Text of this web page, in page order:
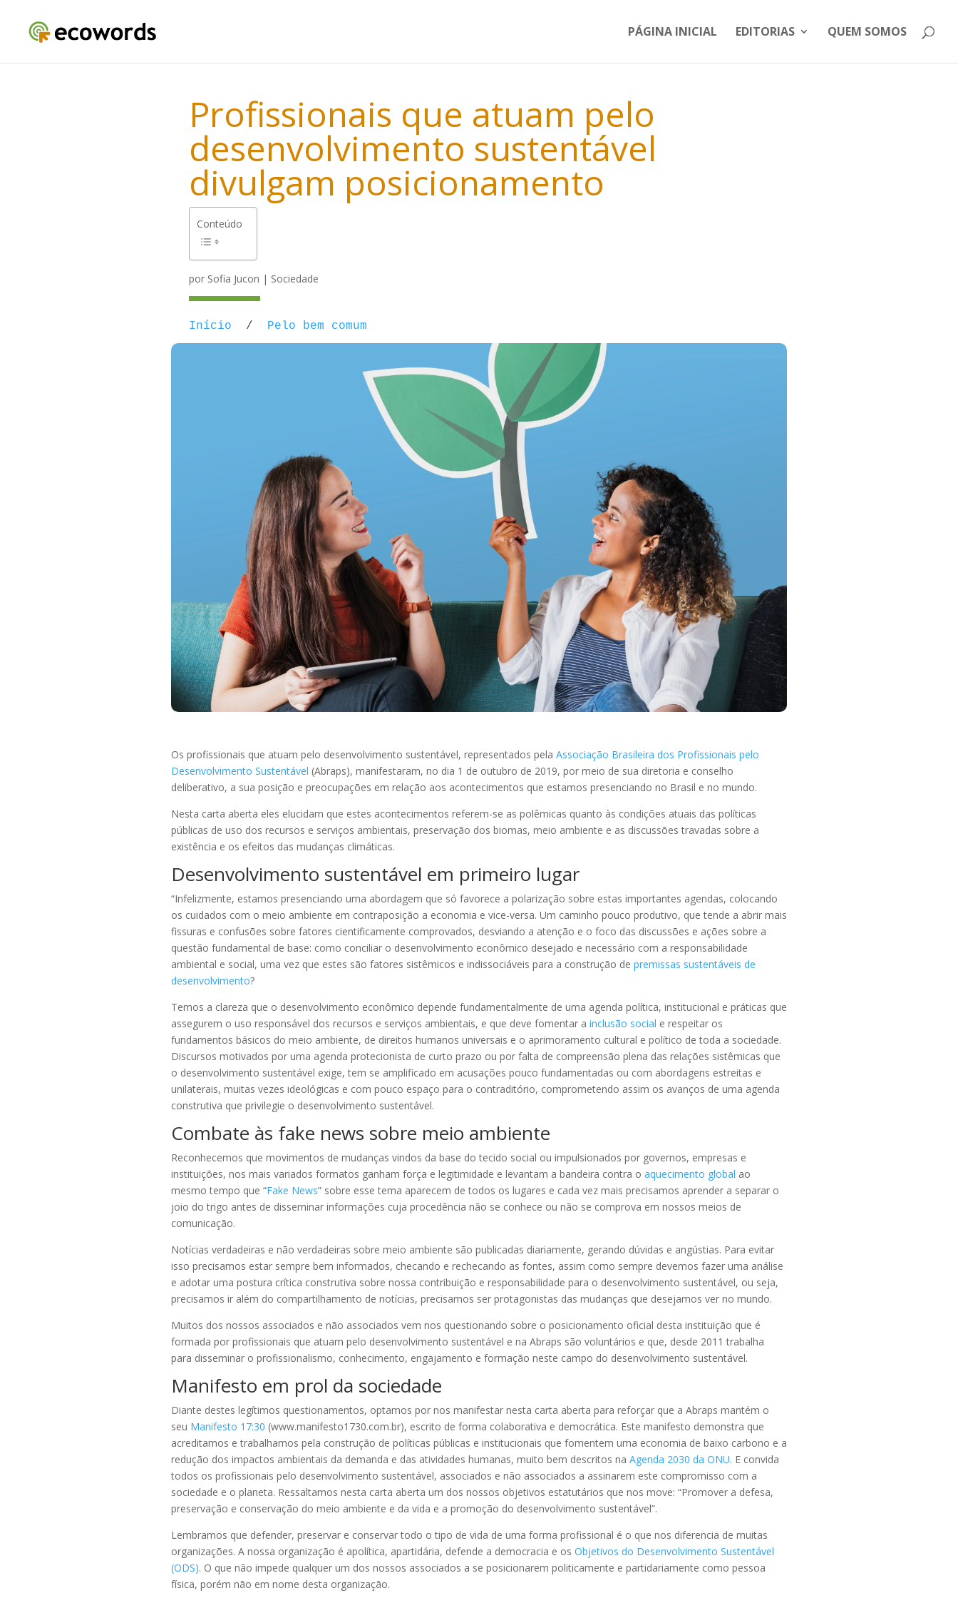
PÁGINA INICIAL EDITORIAS QUEM SOMOS
Profissionais que atuam pelo
desenvolvimento sustentável
divulgam posicionamento
Conteúdo
por Sofia Jucon | Sociedade
Início / Pelo bem comum
Os profissionais que atuam pelo desenvolvimento sustentável, representados pela Associação Brasileira dos Profissionais pelo
Desenvolvimento Sustentável (Abraps), manifestaram, no dia 1 de outubro de 2019, por meio de sua diretoria e conselho
deliberativo, a sua posição e preocupações em relação aos acontecimentos que estamos presenciando no Brasil e no mundo.
Nesta carta aberta eles elucidam que estes acontecimentos referem-se as polêmicas quanto às condições atuais das políticas
públicas de uso dos recursos e serviços ambientais, preservação dos biomas, meio ambiente e as discussões travadas sobre a
existência e os efeitos das mudanças climáticas.
Desenvolvimento sustentável em primeiro lugar
“Infelizmente, estamos presenciando uma abordagem que só favorece a polarização sobre estas importantes agendas, colocando
os cuidados com o meio ambiente em contraposição a economia e vice-versa. Um caminho pouco produtivo, que tende a abrir mais
fissuras e confusões sobre fatores cientificamente comprovados, desviando a atenção e o foco das discussões e ações sobre a
questão fundamental de base: como conciliar o desenvolvimento econômico desejado e necessário com a responsabilidade
ambiental e social, uma vez que estes são fatores sistêmicos e indissociáveis para a construção de premissas sustentáveis de
desenvolvimento?
Temos a clareza que o desenvolvimento econômico depende fundamentalmente de uma agenda política, institucional e práticas que
assegurem o uso responsável dos recursos e serviços ambientais, e que deve fomentar a inclusão social e respeitar os
fundamentos básicos do meio ambiente, de direitos humanos universais e o aprimoramento cultural e político de toda a sociedade.
Discursos motivados por uma agenda protecionista de curto prazo ou por falta de compreensão plena das relações sistêmicas que
o desenvolvimento sustentável exige, tem se amplificado em acusações pouco fundamentadas ou com abordagens estreitas e
unilaterais, muitas vezes ideológicas e com pouco espaço para o contraditório, comprometendo assim os avanços de uma agenda
construtiva que privilegie o desenvolvimento sustentável.
Combate às fake news sobre meio ambiente
Reconhecemos que movimentos de mudanças vindos da base do tecido social ou impulsionados por governos, empresas e
instituições, nos mais variados formatos ganham força e legitimidade e levantam a bandeira contra o aquecimento global ao
mesmo tempo que “Fake News” sobre esse tema aparecem de todos os lugares e cada vez mais precisamos aprender a separar o
joio do trigo antes de disseminar informações cuja procedência não se conhece ou não se comprova em nossos meios de
comunicação.
Notícias verdadeiras e não verdadeiras sobre meio ambiente são publicadas diariamente, gerando dúvidas e angústias. Para evitar
isso precisamos estar sempre bem informados, checando e rechecando as fontes, assim como sempre devemos fazer uma análise
e adotar uma postura crítica construtiva sobre nossa contribuição e responsabilidade para o desenvolvimento sustentável, ou seja,
precisamos ir além do compartilhamento de notícias, precisamos ser protagonistas das mudanças que desejamos ver no mundo.
Muitos dos nossos associados e não associados vem nos questionando sobre o posicionamento oficial desta instituição que é
formada por profissionais que atuam pelo desenvolvimento sustentável e na Abraps são voluntários e que, desde 2011 trabalha
para disseminar o profissionalismo, conhecimento, engajamento e formação neste campo do desenvolvimento sustentável.
Manifesto em prol da sociedade
Diante destes legítimos questionamentos, optamos por nos manifestar nesta carta aberta para reforçar que a Abraps mantém o
seu Manifesto 17:30 (www.manifesto1730.com.br), escrito de forma colaborativa e democrática. Este manifesto demonstra que
acreditamos e trabalhamos pela construção de políticas públicas e institucionais que fomentem uma economia de baixo carbono e a
redução dos impactos ambientais da demanda e das atividades humanas, muito bem descritos na Agenda 2030 da ONU. E convida
todos os profissionais pelo desenvolvimento sustentável, associados e não associados a assinarem este compromisso com a
sociedade e o planeta. Ressaltamos nesta carta aberta um dos nossos objetivos estatutários que nos move: “Promover a defesa,
preservação e conservação do meio ambiente e da vida e a promoção do desenvolvimento sustentável”.
Lembramos que defender, preservar e conservar todo o tipo de vida de uma forma profissional é o que nos diferencia de muitas
organizações. A nossa organização é apolítica, apartidária, defende a democracia e os Objetivos do Desenvolvimento Sustentável
(ODS). O que não impede qualquer um dos nossos associados a se posicionarem politicamente e partidariamente como pessoa
física, porém não em nome desta organização.